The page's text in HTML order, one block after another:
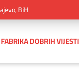
BiH
FABRIKA DOBRIH VIJESTI